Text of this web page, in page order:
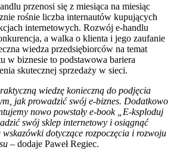
przenosi się z miesiąca na miesiąc
rośnie liczba internautów kupujących
internetowych. Rozwój e-handlu
a walka o klienta i jego zaufanie
wiedza przedsiębiorców na temat
w biznesie to podstawowa bariera
skutecznej sprzedaży w sieci.
wiedzę konieczną do podjęcia
jak prowadzić swój e-biznes. Dodatkowo
nowo powstały e-book „E-ksploduj
swój sklep internetowy i osiągnąć
dotyczące rozpoczęcia i rozwoju
– dodaje Paweł Regiec.